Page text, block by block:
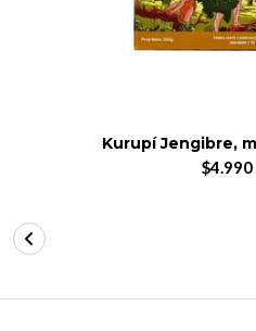
Kurupí Jengibre,
$4.990